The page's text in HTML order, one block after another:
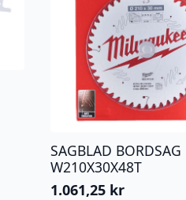
SAGBLAD BORDSAG
W210X30X48T
1.061,25 kr